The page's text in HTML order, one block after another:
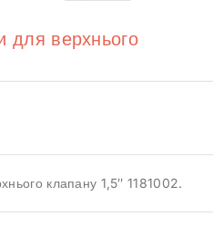
для верхнього
клапану 1,5″ 1181002.